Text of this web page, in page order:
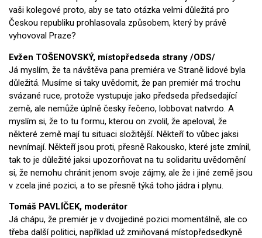
vaši kolegové proto, aby se tato otázka velmi důležitá pro
Českou republiku prohlasovala způsobem, který by právě
vyhovoval Praze?
Evžen TOŠENOVSKÝ, místopředseda strany /ODS/
Já myslím, že ta návštěva pana premiéra ve Straně lidové byla
důležitá. Musíme si taky uvědomit, že pan premiér má trochu
svázané ruce, protože vystupuje jako předseda předsedající
země, ale nemůže úplně česky řečeno, lobbovat natvrdo. A
myslím si, že to tu formu, kterou on zvolil, že apeloval, že
některé země mají tu situaci složitější. Někteří to vůbec jaksi
nevnímají. Někteří jsou proti, přesně Rakousko, které jste zmínil,
tak to je důležité jaksi upozorňovat na tu solidaritu uvědomění
si, že nemohu chránit jenom svoje zájmy, ale že i jiné země jsou
v zcela jiné pozici, a to se přesně týká toho jádra i plynu.
Tomáš PAVLÍČEK, moderátor
Já chápu, že premiér je v dvojjediné pozici momentálně, ale co
třeba další politici, například už zmiňovaná místopředsedkyně